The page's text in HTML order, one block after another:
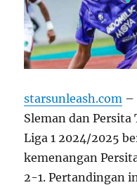
starsunleash.com –
Sleman dan
Liga 1 2024/2025
kemenangan
2-1. Pertandingan